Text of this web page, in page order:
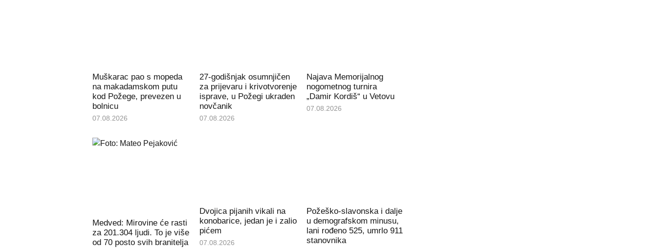
Muškarac pao s mopeda
na makadamskom putu
kod Požege, prevezen u
bolnicu
07.08.2026
27-godišnjak osumnjičen
za prijevaru i krivotvorenje
isprave, u Požegi ukraden
novčanik
07.08.2026
Najava Memorijalnog
nogometnog turnira
„Damir Kordiš“ u Vetovu
07.08.2026
Medved: Mirovine će rasti
za 201.304 ljudi. To je više
od 70 posto svih branitelja
Dvojica pijanih vikali na
konobarice, jedan je i zalio
pićem
07.08.2026
Požeško-slavonska i dalje
u demografskom minusu,
lani rođeno 525, umrlo 911
stanovnika